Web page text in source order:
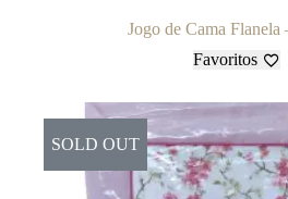
Jogo de Cama Flanela
Favoritos
SOLD OUT